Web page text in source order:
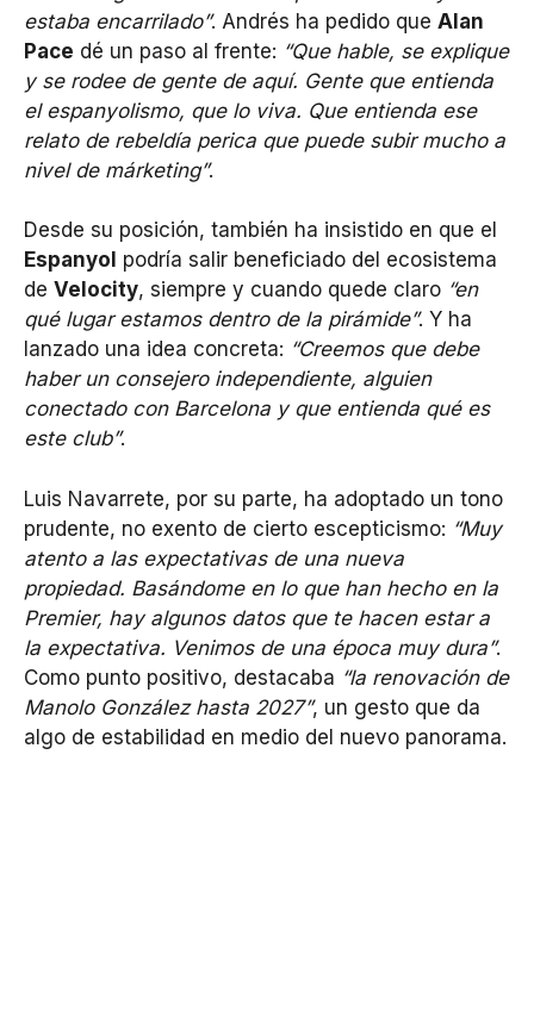
estaba encarrilado”. Andrés ha pedido que Alan
Pace dé un paso al frente: “Que hable, se explique
y se rodee de gente de aquí. Gente que entienda
el espanyolismo, que lo viva. Que entienda ese
relato de rebeldía perica que puede subir mucho a
nivel de márketing”.
Desde su posición, también ha insistido en que el
Espanyol podría salir beneficiado del ecosistema
de Velocity, siempre y cuando quede claro “en
qué lugar estamos dentro de la pirámide”. Y ha
lanzado una idea concreta: “Creemos que debe
haber un consejero independiente, alguien
conectado con Barcelona y que entienda qué es
este club”.
Luis Navarrete, por su parte, ha adoptado un tono
prudente, no exento de cierto escepticismo: “Muy
atento a las expectativas de una nueva
propiedad. Basándome en lo que han hecho en la
Premier, hay algunos datos que te hacen estar a
la expectativa. Venimos de una época muy dura”.
Como punto positivo, destacaba “la renovación de
Manolo González hasta 2027”, un gesto que da
algo de estabilidad en medio del nuevo panorama.